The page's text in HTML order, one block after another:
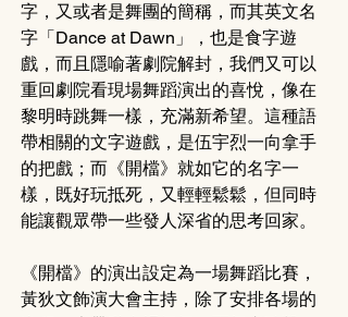
字，又或者是舞團的簡稱，而其英文名
字「Dance at Dawn」，也是食字遊
戲，而且隱喻著劇院解封，我們又可以
重回劇院看現場舞蹈演出的喜悅，像在
黎明時跳舞一樣，充滿新希望。這種語
帶相關的文字遊戲，是伍宇烈一向拿手
的把戲；而《開檔》就如它的名字一
樣，既好玩抵死，又輕輕鬆鬆，但同時
能讓觀眾帶一些發人深省的思考回家。
《開檔》的演出設定為一場舞蹈比賽，
黃狄文飾演大會主持，除了安排各場的